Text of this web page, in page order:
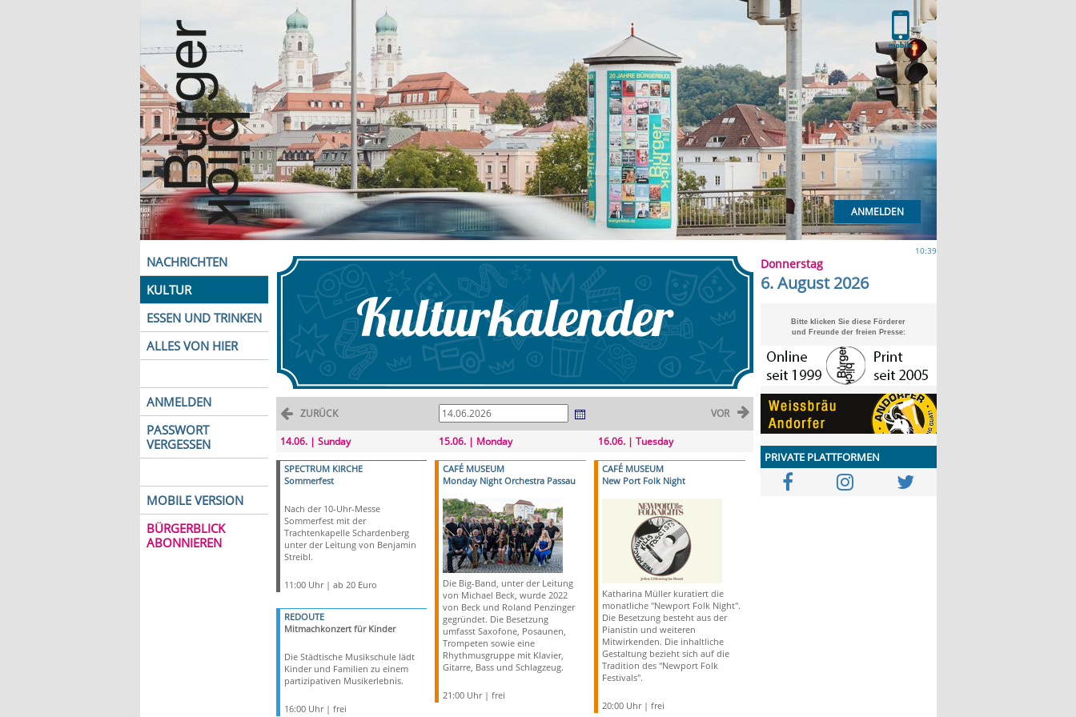
ANMELDEN
NACHRICHTEN
KULTUR
ESSEN UND TRINKEN
ALLES VON HIER
ANMELDEN
PASSWORT
VERGESSEN
MOBILE VERSION
BÜRGERBLICK
ABONNIEREN
ZURÜCK VOR
14.06. | Sunday
SPECTRUM KIRCHE
Sommerfest
Nach der 10-Uhr-Messe
Sommerfest mit der
Trachtenkapelle Schardenberg
unter der Leitung von Benjamin
Streibl.
11:00 Uhr | ab 20 Euro
REDOUTE
Mitmachkonzert für Kinder
Die Städtische Musikschule lädt
Kinder und Familien zu einem
partizipativen Musikerlebnis.
16:00 Uhr | frei
15.06. | Monday
CAFÉ MUSEUM
Monday Night Orchestra Passau
Die Big-Band, unter der Leitung
von Michael Beck, wurde 2022
von Beck und Roland Penzinger
gegründet. Die Besetzung
umfasst Saxofone, Posaunen,
Trompeten sowie eine
Rhythmusgruppe mit Klavier,
Gitarre, Bass und Schlagzeug.
21:00 Uhr | frei
16.06. | Tuesday
CAFÉ MUSEUM
New Port Folk Night
Katharina Müller kuratiert die
monatliche "Newport Folk Night".
Die Besetzung besteht aus der
Pianistin und weiteren
Mitwirkenden. Die inhaltliche
Gestaltung bezieht sich auf die
Tradition des "Newport Folk
Festivals".
20:00 Uhr | frei
10:39
Donnerstag
6. August 2026
Bitte klicken Sie diese Förderer
und Freunde der freien Presse:
PRIVATE PLATTFORMEN